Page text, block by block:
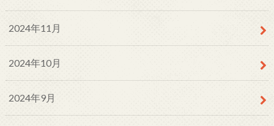
2024年11月
2024年10月
2024年9月